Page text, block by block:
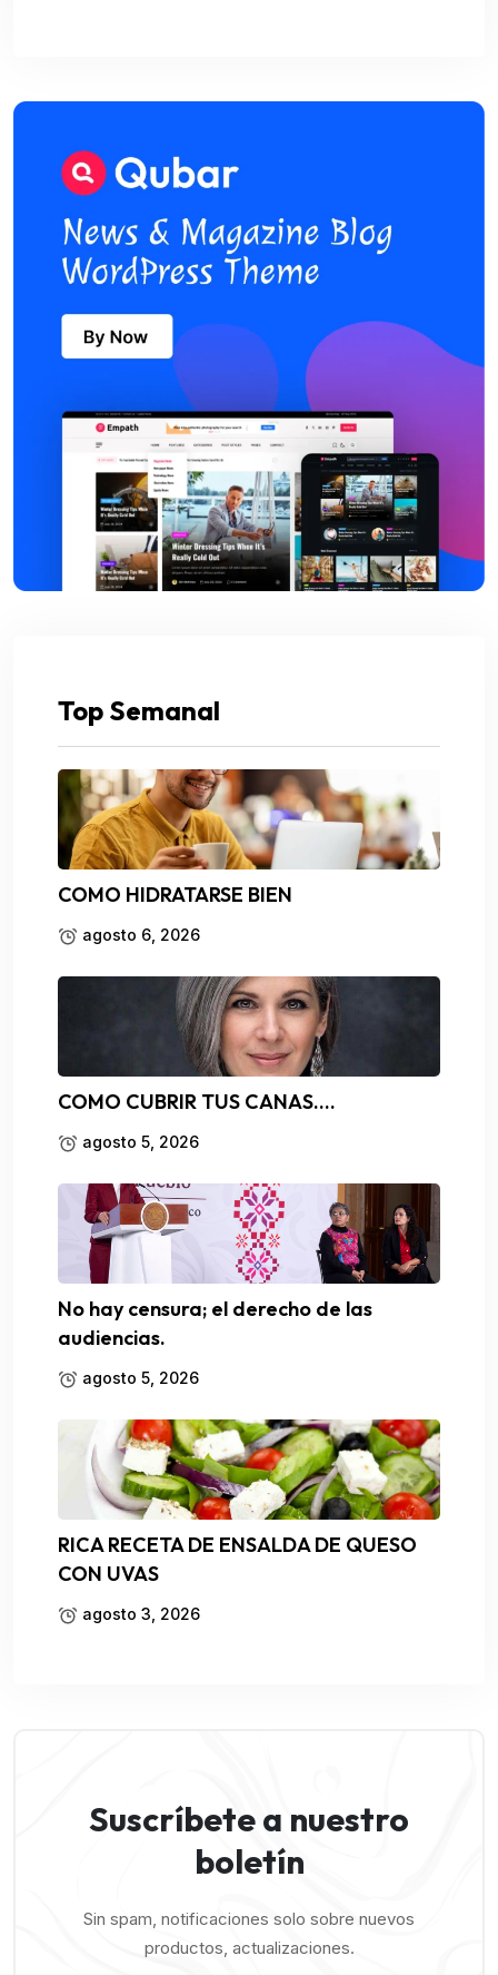
Top Semanal
COMO HIDRATARSE BIEN
agosto 6, 2026
COMO CUBRIR TUS CANAS….
agosto 5, 2026
No hay censura; el derecho de las
audiencias.
agosto 5, 2026
RICA RECETA DE ENSALDA DE QUESO
CON UVAS
agosto 3, 2026
Suscríbete a nuestro
boletín
Sin spam, notificaciones solo sobre nuevos
productos, actualizaciones.